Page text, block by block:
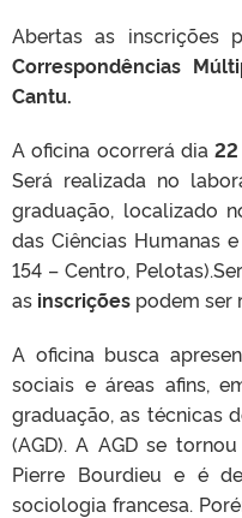
Abertas as inscrições
Correspondências
Cantu.
A oficina ocorrerá dia
Será realizada no
graduação, localizado
das Ciências Humanas
154 – Centro,
as inscrições podem ser
A oficina busca
sociais e áreas afins,
graduação, as técnicas
(AGD). A AGD se
Pierre Bourdieu e é
sociologia francesa.